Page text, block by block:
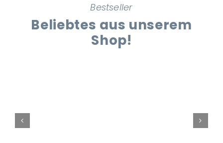
Bestseller
Beliebtes aus unserem
Shop!